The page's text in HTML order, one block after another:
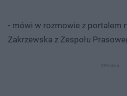
- mówi w rozmowie z portalem
Zakrzewska z Zespołu